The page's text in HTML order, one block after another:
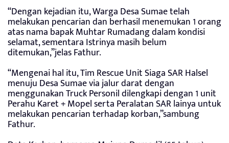
“Dengan kejadian itu, Warga Desa Sumae telah
melakukan pencarian dan berhasil menemukan 1 orang
atas nama bapak Muhtar Rumadang dalam kondisi
selamat, sementara Istrinya masih belum
ditemukan,”jelas Fathur.
“Mengenai hal itu, Tim Rescue Unit Siaga SAR Halsel
menuju Desa Sumae via jalur darat dengan
menggunakan Truck Personil dilengkapi dengan 1 unit
Perahu Karet + Mopel serta Peralatan SAR lainya untuk
melakukan pencarian terhadap korban,”sambung
Fathur.